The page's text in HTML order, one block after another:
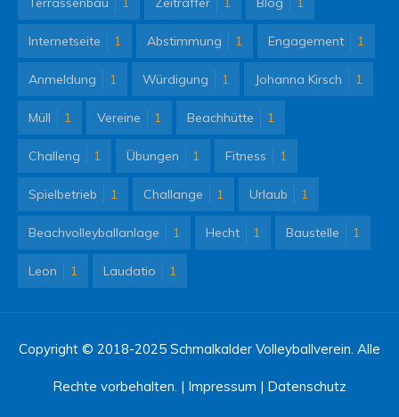
Internetseite 1 Abstimmung 1 Engagement 1
Anmeldung 1 Würdigung 1 Johanna Kirsch 1
Müll 1 Vereine 1 Beachhütte 1
Challeng 1 Übungen 1 Fitness 1
Spielbetrieb 1 Challange 1 Urlaub 1
Beachvolleyballanlage 1 Hecht 1 Baustelle 1
Leon 1 Laudatio 1
Copyright © 2018-2025 Schmalkalder Volleyballverein. Alle
Rechte vorbehalten. | Impressum | Datenschutz